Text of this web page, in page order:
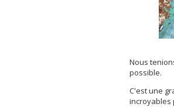
Nous
possible.
C'est une
incroyables